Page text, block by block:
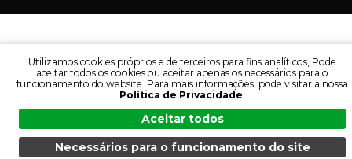
PESQUISA:
IDIOMA:
Utilizamos cookies próprios e de terceiros para fins analíticos, Pode
aceitar todos os cookies ou aceitar apenas os necessários para o
funcionamento do website. Para mais informações, pode visitar a nossa
Política de Privacidade.
Aceitar todos
Necessários para o funcionamento do site